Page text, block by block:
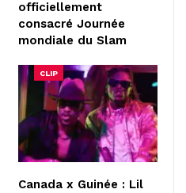
officiellement
consacré Journée
mondiale du Slam
CLIP
Canada x Guinée : Lil